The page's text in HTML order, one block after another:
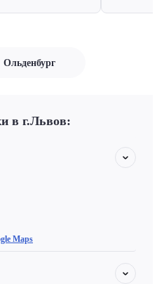
Ольденбург
в г.Львов:
Maps